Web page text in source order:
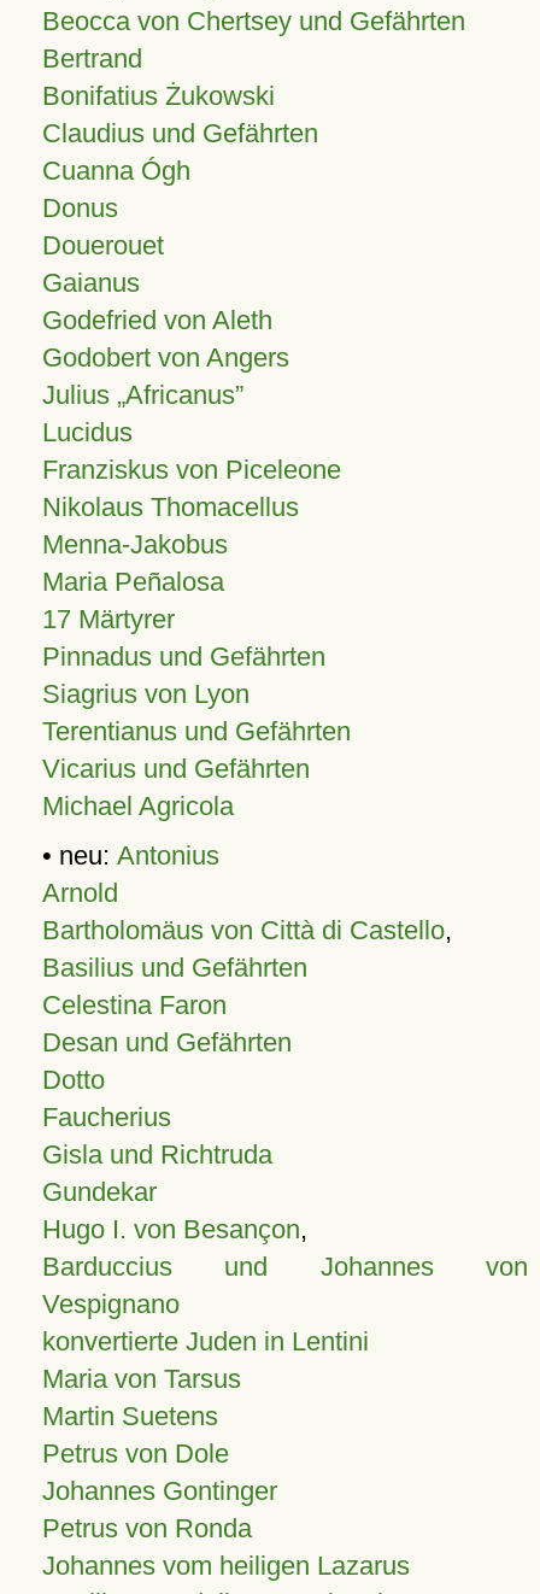
Beocca von Chertsey und Gefährten
Bertrand
Bonifatius Żukowski
Claudius und Gefährten
Cuanna Ógh
Donus
Douerouet
Gaianus
Godefried von Aleth
Godobert von Angers
Julius Africanus
Lucidus
Franziskus von Piceleone
Nikolaus Thomacellus
Menna-Jakobus
Maria Peñalosa
17 Märtyrer
Pinnadus und Gefährten
Siagrius von Lyon
Terentianus und Gefährten
Vicarius und Gefährten
Michael Agricola
• neu: Antonius
Arnold
Bartholomäus von Città di Castello,
Basilius und Gefährten
Celestina Faron
Desan und Gefährten
Dotto
Faucherius
Gisla und Richtruda
Gundekar
Hugo I. von Besançon,
Barduccius und Johannes von
Vespignano
konvertierte Juden in Lentini
Maria von Tarsus
Martin Suetens
Petrus von Dole
Johannes Gontinger
Petrus von Ronda
Johannes vom heiligen Lazarus